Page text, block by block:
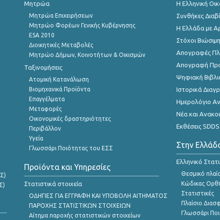
Μητρώα
Μητρώα Επιχειρήσεων
Μητρώο Φορέων Γενικής Κυβέρνησης
ESA 2010
Διοικητικές Μεταβολές
Μητρώο Δήμων, Κοινοτήτων & Οικισμών
Ταξινομήσεις
Ατομική Κατανάλωση
Βιομηχανικά Προϊόντα
Επαγγέλματα
Μεταφορές
Οικονομικές δραστηριότητες
Περιβάλλον
Υγεία
Γλωσσάρι Ποιότητας του ΕΣΣ
Προϊόντα και Υπηρεσίες
Στατιστικά στοιχεία
ΟΔΗΓΙΕΣ ΓΙΑ ΕΓΓΡΑΦΗ ΚΑΙ ΥΠΟΒΟΛΗ ΑΙΤΗΜΑΤΟΣ
ΠΑΡΟΧΗΣ ΣΤΑΤΙΣΤΙΚΩΝ ΣΤΟΙΧΕΙΩΝ
Αίτημα παροχής στατιστικών στοιχείων
Η Ελληνική
Συνθήκες
Η Ελλάδα με
Στόχοι
Απογραφές
Απογραφή
Ψηφιακή
Ιστορικά
Ημερολόγιο
Νέα και
Εκθέσεις SDDS
Στην
Ελληνικό
Θεσμικό
Κώδικας
Στατιστικές
Πλαίσιο
Γλωσσάρι